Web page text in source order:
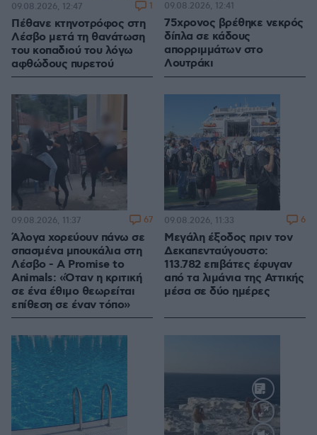
Πέθανε κτηνοτρόφος στη
Λέσβο μετά τη θανάτωση
του κοπαδιού του λόγω
αφθώδους πυρετού
09.08.2026, 12:47 1
75χρονος βρέθηκε νεκρός
δίπλα σε κάδους
απορριμμάτων στο
Λουτράκι
09.08.2026, 12:41
Άλογα χορεύουν πάνω σε
σπασμένα μπουκάλια στη
Λέσβο - A Promise to
Animals: «Όταν η κριτική
σε ένα έθιμο θεωρείται
επίθεση σε έναν τόπο»
09.08.2026, 11:37 67
Μεγάλη έξοδος πριν τον
Δεκαπενταύγουστο:
113.782 επιβάτες έφυγαν
από τα λιμάνια της Αττικής
μέσα σε δύο ημέρες
09.08.2026, 11:33 6